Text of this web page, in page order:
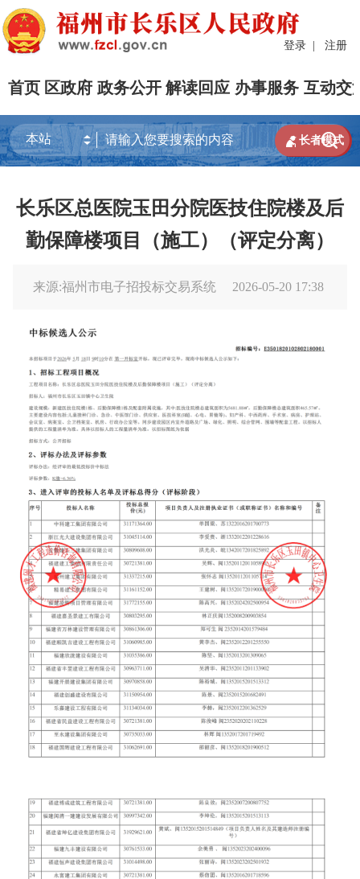
登录 | 注册
首页 区政府 政务公开 解读回应 办事服务 互动交

 长者模式
长乐区总医院玉田分院医技住院楼及后
勤保障楼项目（施工）（评定分离）
来源:福州市电子招投标交易系统 2026-05-20 17:38